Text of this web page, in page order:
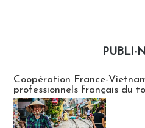
PUBLI-
Coopération France-
professionnels français du